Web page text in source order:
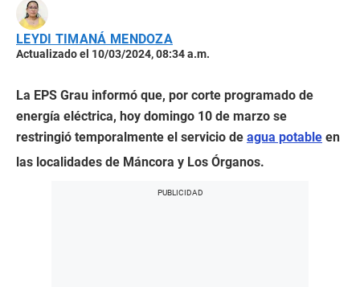
LEYDI TIMANÁ MENDOZA
Actualizado el 10/03/2024, 08:34 a.m.
La EPS Grau informó que, por corte programado de
energía eléctrica, hoy domingo 10 de marzo se
restringió temporalmente el servicio de agua potable en
las localidades de Máncora y Los Órganos.